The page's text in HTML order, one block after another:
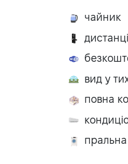
чайник
вид у
повна